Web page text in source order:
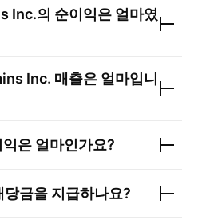
Inc.의 순이익은 얼마였
Inc. 매출은 얼마입니
익은 얼마인가요?
당금을 지급하나요?